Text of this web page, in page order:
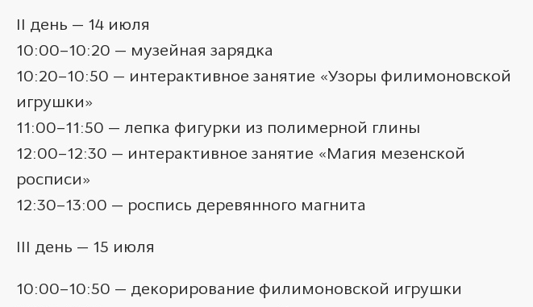
II день — 14 июля
10:00–10:20 — музейная зарядка
10:20–10:50 — интерактивное занятие «Узоры филимоновской
игрушки»
11:00–11:50 — лепка фигурки из полимерной глины
12:00–12:30 — интерактивное занятие «Магия мезенской
росписи»
12:30–13:00 — роспись деревянного магнита
III день — 15 июля
10:00–10:50 — декорирование филимоновской игрушки